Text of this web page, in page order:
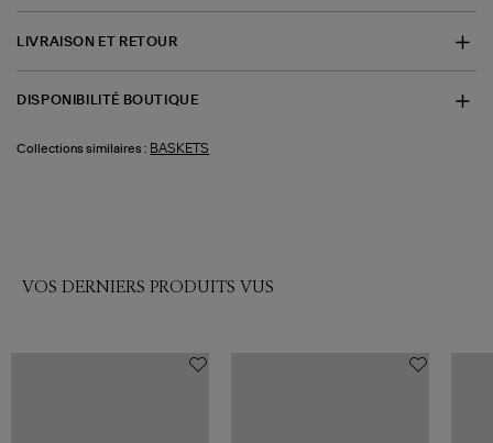
LIVRAISON ET RETOUR
DISPONIBILITÉ BOUTIQUE
Collections similaires : BASKETS
VOS DERNIERS PRODUITS VUS